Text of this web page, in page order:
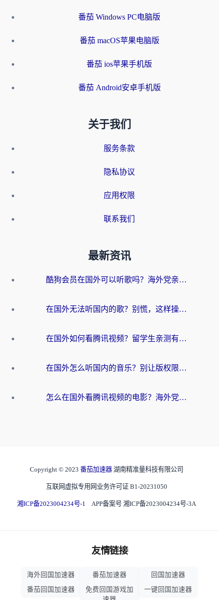
番茄 Windows PC电脑版
番茄 macOS苹果电脑版
番茄 ios苹果手机版
番茄 Android安卓手机版
关于我们
服务条款
隐私协议
应用权限
联系我们
最新资讯
酷狗会员在国外可以听歌吗？海外党亲测有效：3步解决音乐权限难题
在国外无法听国内的歌？别慌，这样操作就能畅听QQ音乐（附亲测加速器推荐）
在国外如何看腾讯视频？留学生亲测有效的回国加速方案
在国外怎么听国内的音乐？别让版权限制断了你的华语歌单
怎么在国外看腾讯视频的电影？海外党亲测有效的回国加速指南
Copyright © 2023 番茄加速器 湖南精准量科技有限公司
互联网虚拟专用网业务许可证 B1-20231050
湘ICP备2023004234号-1 APP备案号 湘ICP备2023004234号-3A
友情链接
海外回国加速器 番茄加速器
回国加速器
番茄回国加速器
免费回国游戏加
一键回国加速器